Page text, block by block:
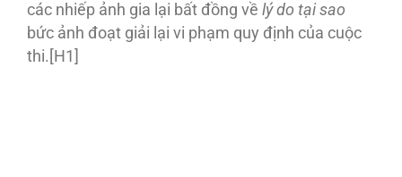
các nhiếp ảnh gia lại bất đồng về lý do tại sao
bức ảnh đoạt giải lại vi phạm quy định của cuộc
thi.[H1]